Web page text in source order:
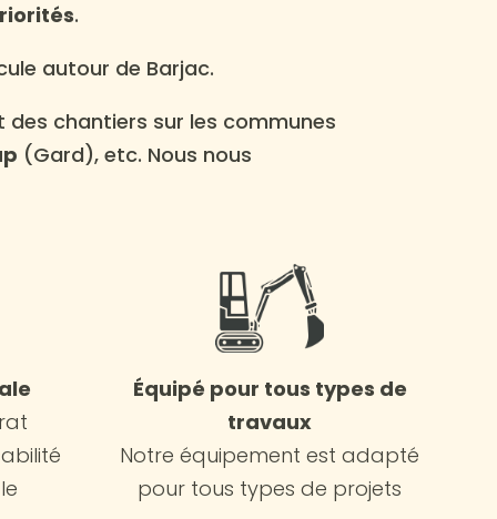
.
autour de Barjac.
chantiers sur les communes
(Gard), etc. Nous nous
Équipé pour tous types de
travaux
Notre équipement est adapté
pour tous types de projets